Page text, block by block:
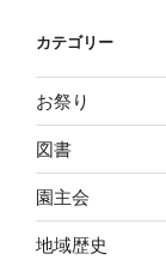
カテゴリー
お祭り
図書
園主会
地域歴史